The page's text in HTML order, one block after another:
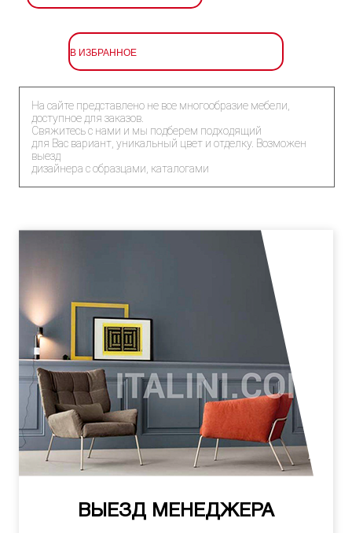
В ИЗБРАННОЕ
На сайте представлено не все многообразие мебели,
доступное для заказов.
Свяжитесь с нами и мы подберем подходящий
для Вас вариант, уникальный цвет и отделку. Возможен
выезд
дизайнера с образцами, каталогами
ВЫЕЗД МЕНЕДЖЕРА